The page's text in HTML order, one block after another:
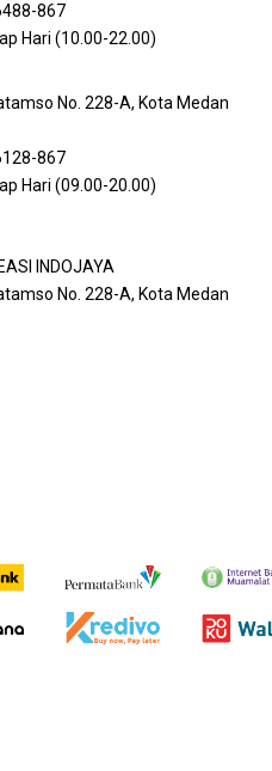
867
Hari (10.00-22.00)
No. 228-A, Kota Medan
867
Hari (09.00-20.00)
INDOJAYA
No. 228-A, Kota Medan